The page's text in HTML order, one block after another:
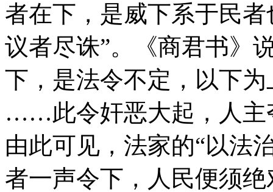
者在下，是威下系于民
议者尽诛”。《商君书》
下，是法令不定，以下
……此令奸恶大起，人主
由此可见，法家的“以法
者一声令下，人民便须